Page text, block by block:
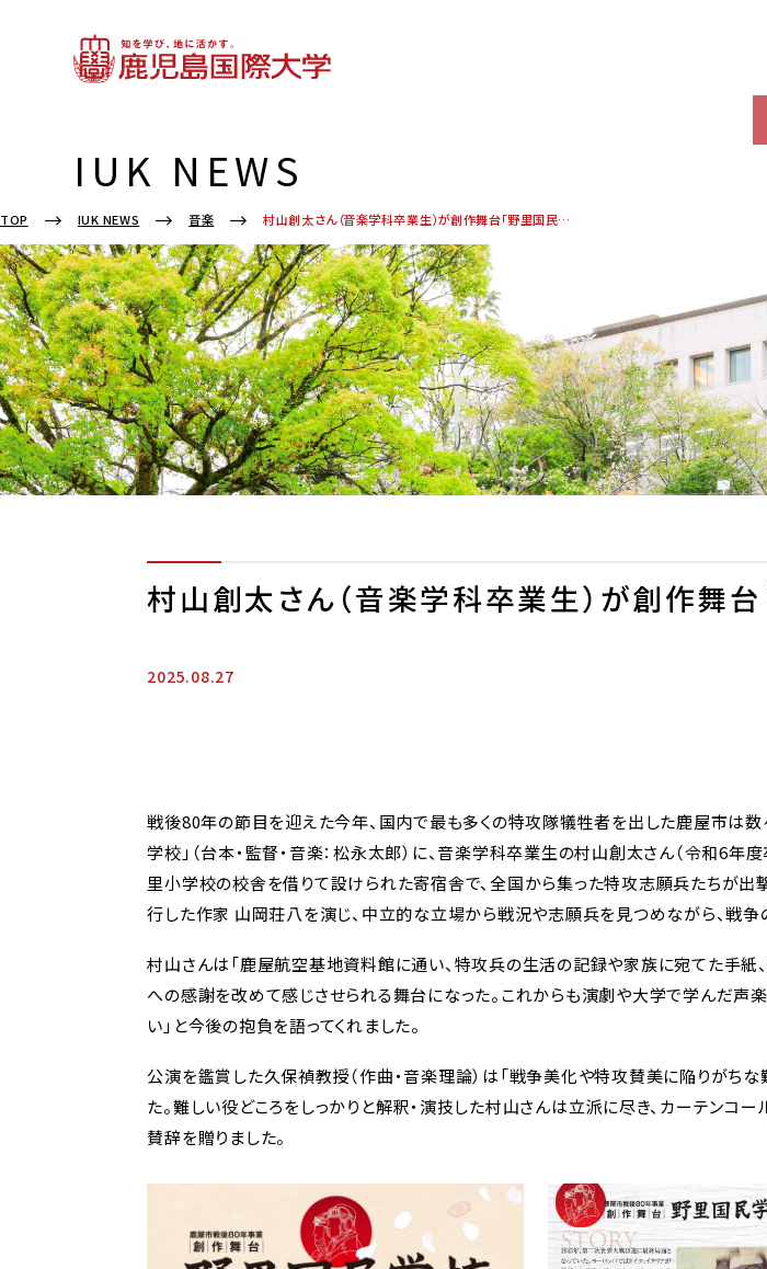
IUK NEWS
TOP IUK NEWS 音楽 村山創太さん（音楽学科卒業生）が創作舞台「野里国民学校」に出演
村山創太さん（音楽学科卒業生）が創作舞
2025.08.27
戦後80年の節目を迎えた今年、国内で最も多くの特攻隊犠牲者を出した鹿屋市は
学校」（台本・監督・音楽：松永太郎）に、音楽学科卒業生の村山創太さん（令和6
里小学校の校舎を借りて設けられた寄宿舎で、全国から集った特攻志願兵たちが
行した作家 山岡荘八を演じ、中立的な立場から戦況や志願兵を見つめながら、戦争
村山さんは「鹿屋航空基地資料館に通い、特攻兵の生活の記録や家族に宛てた手紙
への感謝を改めて感じさせられる舞台になった。これからも演劇や大学で学んだ声
い」と今後の抱負を語ってくれました。
公演を鑑賞した久保禎教授（作曲・音楽理論）は「戦争美化や特攻賛美に陥りがち
た。難しい役どころをしっかりと解釈・演技した村山さんは立派に尽き、カーテン
賛辞を贈りました。